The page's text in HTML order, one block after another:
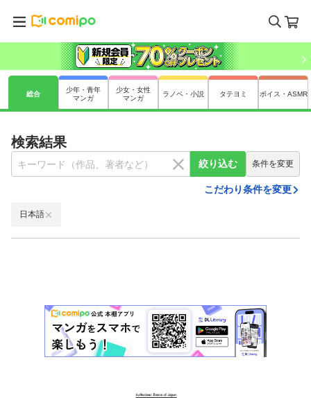
総合
少年・青年
マンガ
少女・女性
マンガ
ラノベ・小説 タテヨミ ボイス・ASMR
検索結果
絞り込む 条件を変更
こだわり条件を変更
日本語